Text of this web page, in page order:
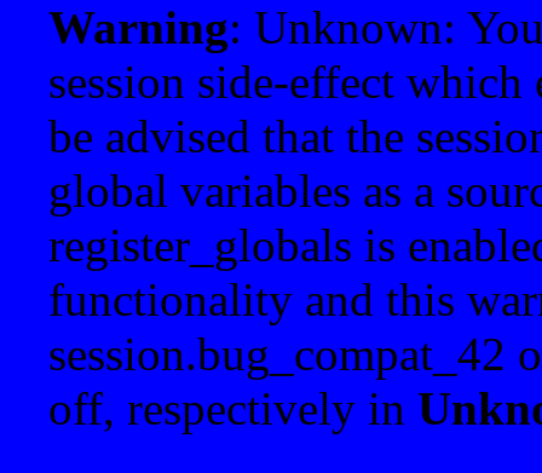
Warning: Unknown:
session side-effect
be advised that the
global variables as a
register_globals is
functionality and this
session.bug_compat_42
off, respectively in